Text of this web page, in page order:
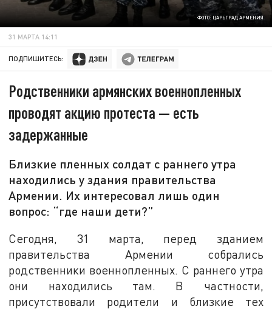
ФОТО: ЦАРЬГРАД АРМЕНИЯ
31 МАРТА 14:11
ПОДПИШИТЕСЬ:
Родственники армянских военнопленных
проводят акцию протеста — есть
задержанные
Близкие пленных солдат с раннего утра
находились у здания правительства
Армении. Их интересовал лишь один
вопрос: “где наши дети?”
Сегодня, 31 марта, перед зданием
правительства Армении собрались
родственники военнопленных. С раннего утра
они находились там. В частности,
присутствовали родители и близкие тех